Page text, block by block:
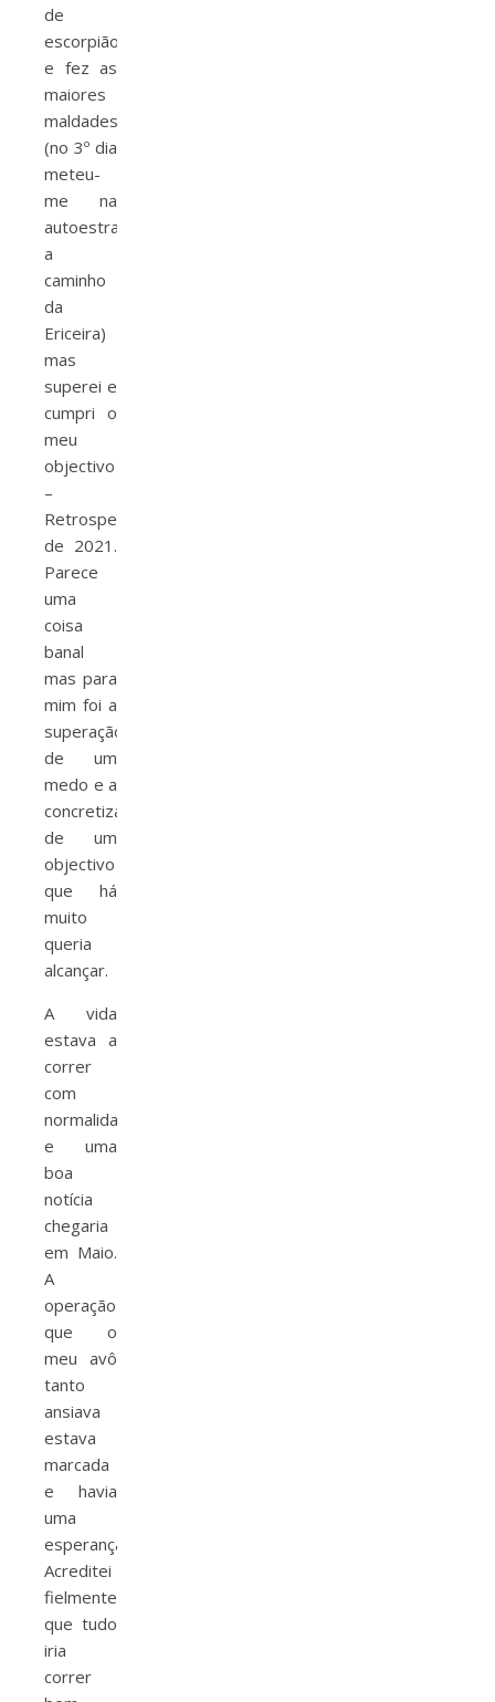
de
escorpião
e fez as
maiores
maldades
(no 3º dia
meteu-
me na
autoestrada
a
caminho
da
Ericeira)
mas
superei e
cumpri o
meu
objectivo
–
Retrospectiva
de 2021.
Parece
uma
coisa
banal
mas para
mim foi a
superação
de um
medo e a
concretização
de um
objectivo
que há
muito
queria
alcançar.
A vida
estava a
correr
com
normalidade
e uma
boa
notícia
chegaria
em Maio.
A
operação
que o
meu avô
tanto
ansiava
estava
marcada
e havia
uma
esperança.
Acreditei
fielmente
que tudo
iria
correr